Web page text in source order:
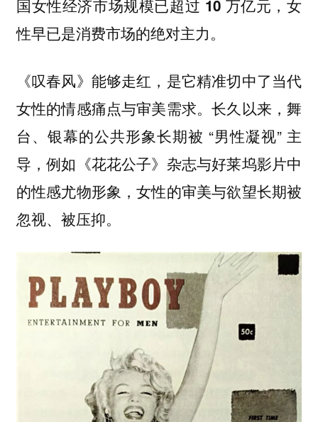
国女性经济市场规模已超过 10 万亿元，女
性早已是消费市场的绝对主力。
《叹春风》能够走红，是它精准切中了当代
女性的情感痛点与审美需求。长久以来，舞
台、银幕的公共形象长期被 “男性凝视” 主
导，例如《花花公子》杂志与好莱坞影片中
的性感尤物形象，女性的审美与欲望长期被
忽视、被压抑。